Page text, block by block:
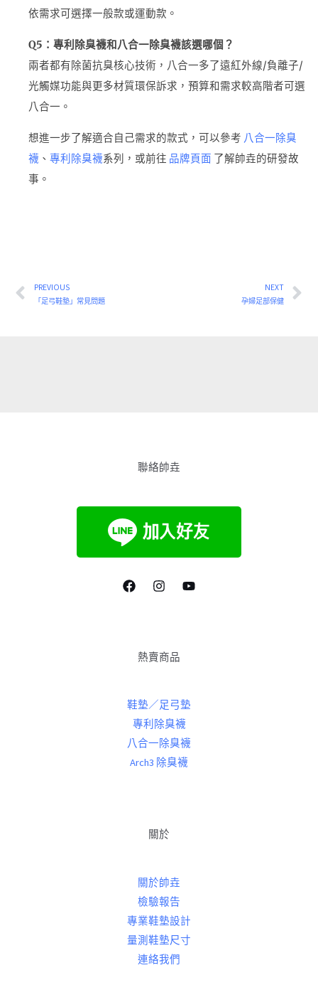
依需求可選擇一般款或運動款。
Q5：專利除臭襪和八合一除臭襪該選哪個？
兩者都有除菌抗臭核心技術，八合一多了遠紅外線/負離子/
光觸媒功能與更多材質環保訴求，預算和需求較高階者可選
八合一。
想進一步了解適合自己需求的款式，可以參考 八合一除臭
襪 、 專利除臭襪系列，或前往 品牌頁面 了解帥垚的研發故
事。
上一頁
PREVIOUS
「足弓鞋墊」常見問題
NEXT
孕婦足部保健下
聯絡帥垚
熱賣商品
鞋墊／足弓墊
專利除臭襪
八合一除臭襪
Arch3 除臭襪
關於
關於帥垚
檢驗報告
專業鞋墊設計
量測鞋墊尺寸
連絡我們